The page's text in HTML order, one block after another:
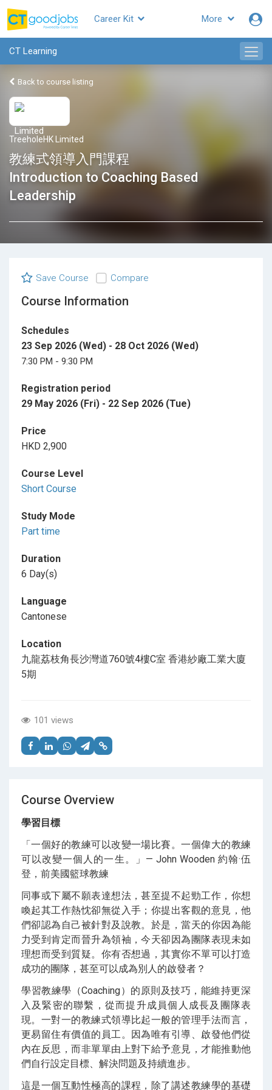
More
Career Kit
CT Learning
Back to course listing
TreeholeHK Limited
教練式領導入門課程
Introduction to Coaching Based
Leadership
Save Course Compare
Course Information
Schedules
23 Sep 2026 (Wed) - 28 Oct 2026 (Wed)
7:30 PM - 9:30 PM
Registration period
29 May 2026 (Fri) - 22 Sep 2026 (Tue)
Price
HKD 2,900
Course Level
Short Course
Study Mode
Part time
Duration
6 Day(s)
Language
Cantonese
Location
九龍荔枝角長沙灣道760號4樓C室 香港紗廠工業大廈
5期
101 views
Course Overview
學習目標
「一個好的教練可以改變一場比賽。一個偉大的教練
可以改變一個人的一生。」— John Wooden 約翰·伍
登，前美國籃球教練
同事或下屬不願表達想法，甚至提不起勁工作，你想
喚起其工作熱忱卻無從入手；你提出客觀的意見，他
們卻認為自己被針對及說教。於是，當天的你因為能
力受到肯定而晉升為領袖，今天卻因為團隊表現未如
理想而受到質疑。你有否想過，其實你不單可以打造
成功的團隊，甚至可以成為別人的啟發者？
學習教練學（Coaching）的原則及技巧，能維持更深
入及緊密的聯繫，從而提升成員個人成長及團隊表
現。一對一的教練式領導比起一般的管理手法而言，
更易留住有價值的員工。因為唯有引導、啟發他們從
內在反思，而非單單由上對下給予意見，才能推動他
們自行設定目標、解決問題及持續進步。
這是一個互動性極高的課程，除了講述教練學的基礎